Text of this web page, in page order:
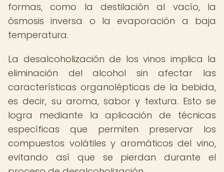
formas, como la destilación al vacío, la
ósmosis inversa o la evaporación a baja
temperatura.
La desalcoholización de los vinos implica la
eliminación del alcohol sin afectar las
características organolépticas de la bebida,
es decir, su aroma, sabor y textura. Esto se
logra mediante la aplicación de técnicas
específicas que permiten preservar los
compuestos volátiles y aromáticos del vino,
evitando así que se pierdan durante el